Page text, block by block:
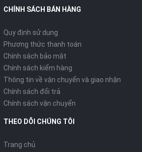
CHÍNH SÁCH BÁN HÀNG
Quy định sử dụng
Phương thức thanh toán
Chính sách bảo mật
Chính sách kiểm hàng
Thông tin về vận chuyển và giao nhận
Chính sách đổi trả
Chính sách vận chuyển
THEO DÕI CHÚNG TÔI
Trang chủ